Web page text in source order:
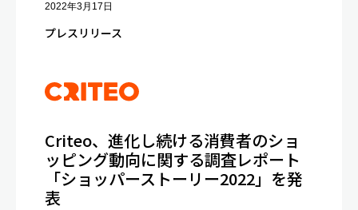
2022年3月17日
プレスリリース
Criteo、進化し続ける消費者のショ
ッピング動向に関する調査レポート
「ショッパーストーリー2022」を発
表